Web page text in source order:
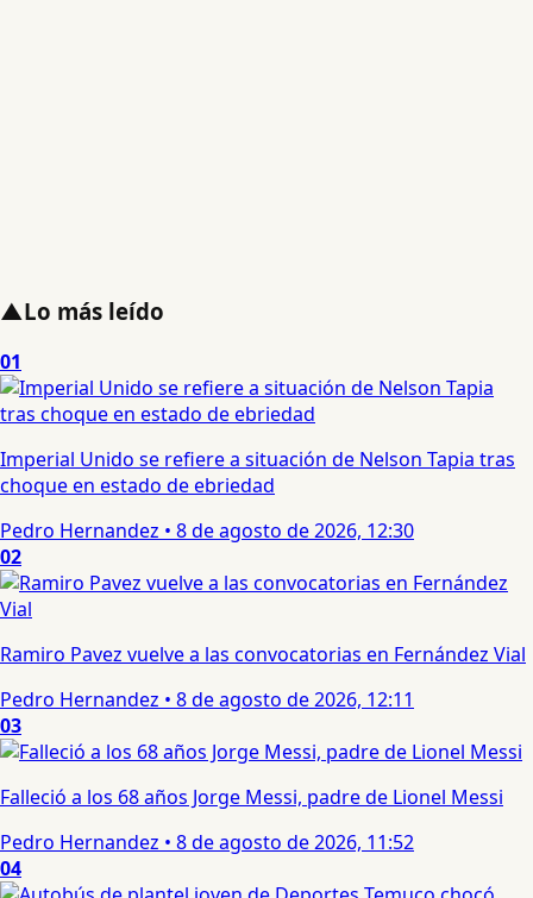
▲Lo más leído
01
Imperial Unido se refiere a situación de Nelson Tapia tras
choque en estado de ebriedad
Pedro Hernandez • 8 de agosto de 2026, 12:30
02
Ramiro Pavez vuelve a las convocatorias en Fernández Vial
Pedro Hernandez • 8 de agosto de 2026, 12:11
03
Falleció a los 68 años Jorge Messi, padre de Lionel Messi
Pedro Hernandez • 8 de agosto de 2026, 11:52
04